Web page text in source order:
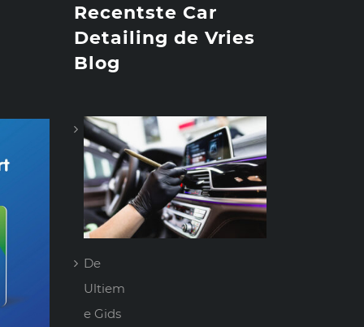
Recentste Car
Detailing de Vries
Blog
De
Ultiem
e Gids